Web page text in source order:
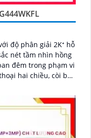
độ phân giải 2K⁺ hỗ
nét tầm nhìn hồng
đêm trong phạm vi
hai chiều, còi báo
kiện thời tiết